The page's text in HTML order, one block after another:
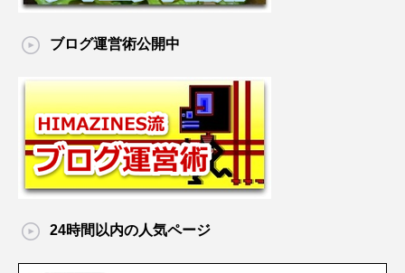
ブログ運営術公開中
24時間以内の人気ページ